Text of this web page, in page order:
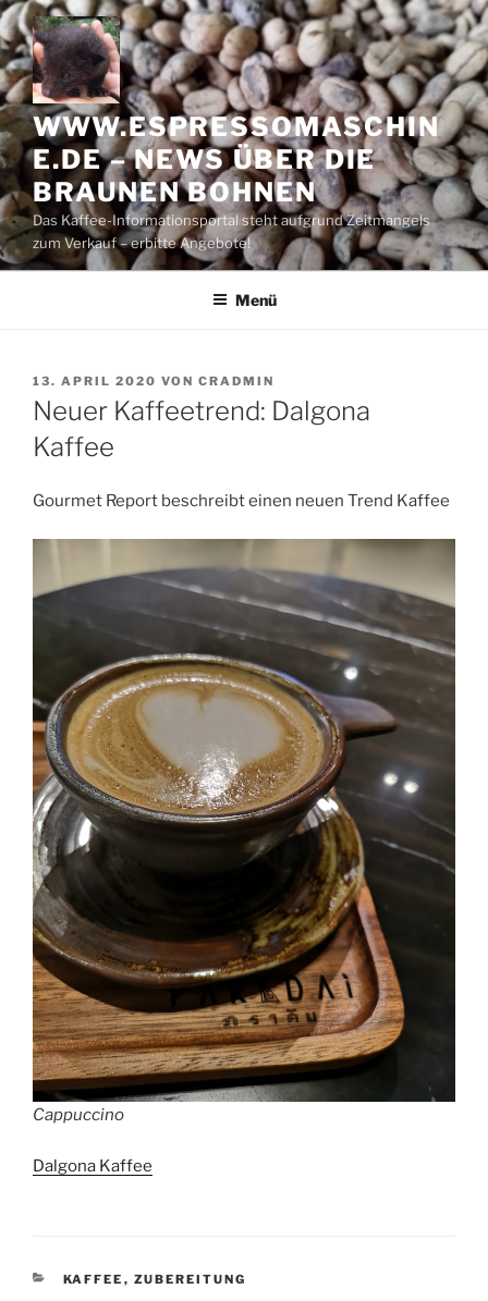
Zum
Inhalt
springen
WWW.ESPRESSOMASCHIN
E.DE – NEWS ÜBER DIE
BRAUNEN BOHNEN
Das Kaffee-Informationsportal steht aufgrund Zeitmangels
zum Verkauf – erbitte Angebote!
Menü
VERÖFFENTLICHT
AM
13. APRIL 2020 VON CRADMIN
Neuer Kaffeetrend: Dalgona
Kaffee
Gourmet Report beschreibt einen neuen Trend Kaffee
Cappuccino
Dalgona Kaffee
KATEGORIEN
KAFFEE , ZUBEREITUNG